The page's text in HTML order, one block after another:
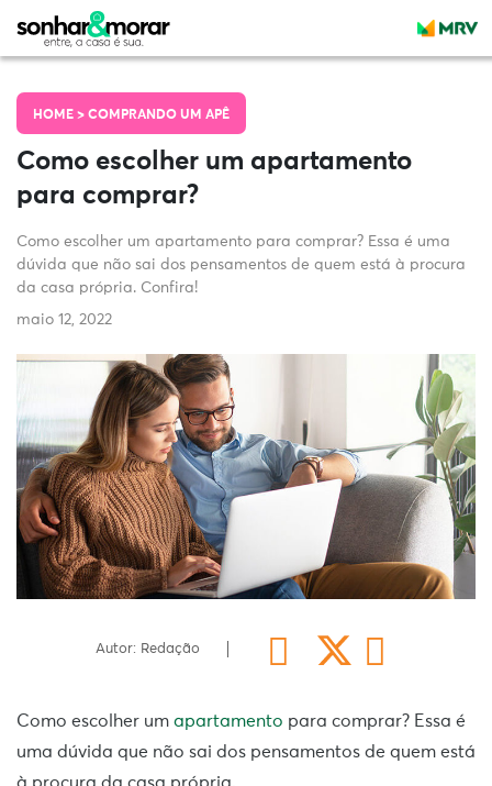
HOME > COMPRANDO UM APÊ
Como escolher um apartamento
para comprar?
Como escolher um apartamento para comprar? Essa é uma
dúvida que não sai dos pensamentos de quem está à procura
da casa própria. Confira!
maio 12, 2022
Autor: Redação
Como escolher um apartamento para comprar? Essa é
uma dúvida que não sai dos pensamentos de quem está